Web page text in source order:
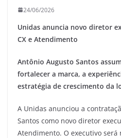
24/06/2026
Unidas anuncia novo diretor
CX e Atendimento
Antônio Augusto Santos
fortalecer a marca, a
estratégia de crescimento da
A Unidas anunciou a
Santos como novo diretor
Atendimento. O executivo